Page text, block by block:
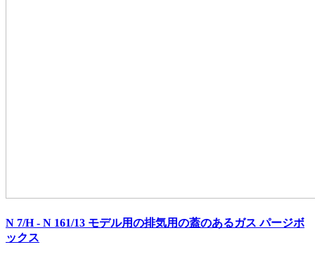
N 7/H - N 161/13 モデル用の排気用の蓋のあるガス パージボ
ックス